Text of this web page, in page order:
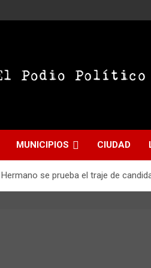
– ©
MUNICIPIOS CIUDAD
Hermano se prueba el traje de